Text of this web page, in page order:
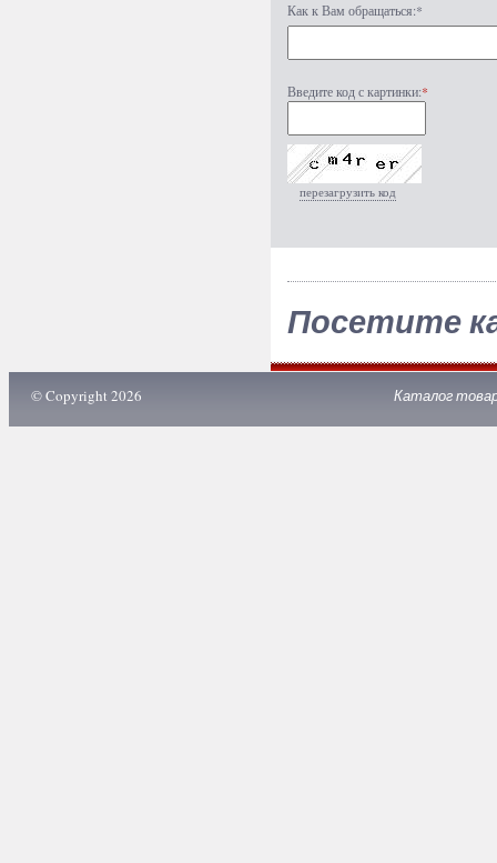
Как к Вам обращаться:*
Введите код с картинки:*
перезагрузить код
Посетите
© Copyright 2026 Каталог